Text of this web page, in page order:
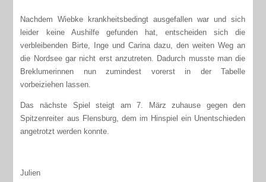
Nachdem Wiebke krankheitsbedingt ausgefallen war und sich
leider keine Aushilfe gefunden hat, entscheiden sich die
verbleibenden Birte, Inge und Carina dazu, den weiten Weg an
die Nordsee gar nicht erst anzutreten. Dadurch musste man die
Breklumerinnen nun zumindest vorerst in der Tabelle
vorbeiziehen lassen.
Das nächste Spiel steigt am 7. März zuhause gegen den
Spitzenreiter aus Flensburg, dem im Hinspiel ein Unentschieden
angetrotzt werden konnte.
Julien